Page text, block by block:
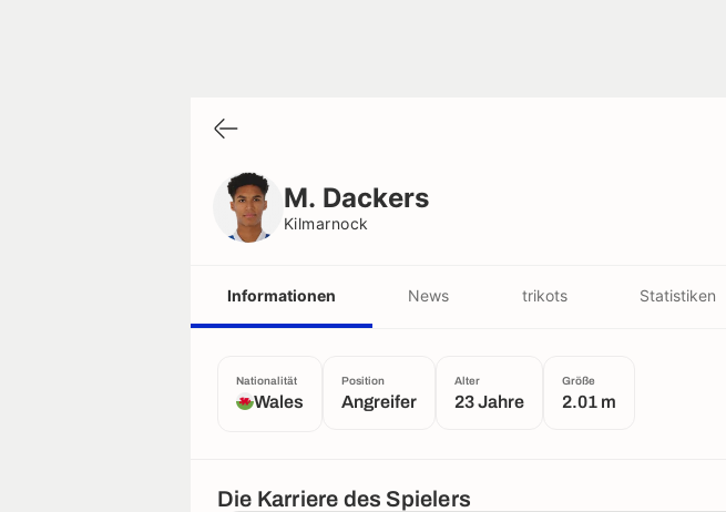
M. Dackers
Kilmarnock
Informationen News trikots Statistiken
Nationalität
Wales
Position
Angreifer
Alter
23 Jahre
Größe
2.01 m
Die Karriere des Spielers